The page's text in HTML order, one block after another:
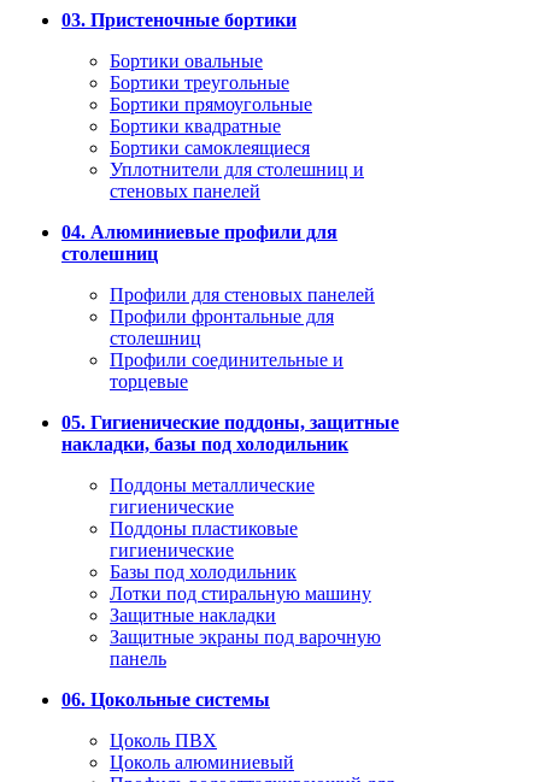
03. Пристеночные бортики
Бортики овальные
Бортики треугольные
Бортики прямоугольные
Бортики квадратные
Бортики самоклеящиеся
Уплотнители для столешниц и
стеновых панелей
04. Алюминиевые профили для
столешниц
Профили для стеновых панелей
Профили фронтальные для
столешниц
Профили соединительные и
торцевые
05. Гигиенические поддоны, защитные
накладки, базы под холодильник
Поддоны металлические
гигиенические
Поддоны пластиковые
гигиенические
Базы под холодильник
Лотки под стиральную машину
Защитные накладки
Защитные экраны под варочную
панель
06. Цокольные системы
Цоколь ПВХ
Цоколь алюминиевый